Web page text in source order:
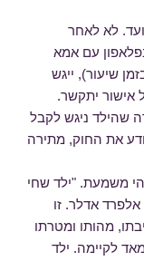
לא לאחר
עם אמא
שיעור), ייגש
אישור יתקשר.
שהילד ניגש לקבל
את החוק, מתירה
משמעת. "ילד שחי
אדלר. זו
מהותו ומטרתו
לקיימה. ילד